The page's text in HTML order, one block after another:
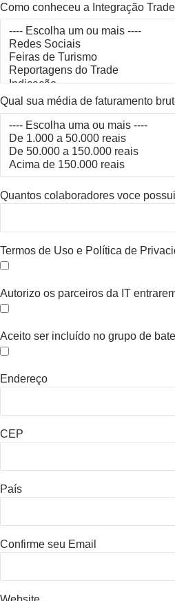
Como conheceu a Integração
Qual sua média de faturamento
Quantos colaboradores voce
Termos de Uso e Política de
Autorizo os parceiros da IT
Aceito ser incluído no grupo de
Endereço
CEP
País
Confirme seu Email